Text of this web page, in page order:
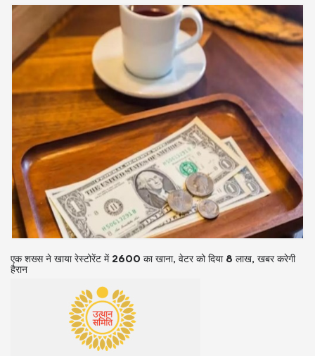
करोड़ों आमदनी वाली महिला वैन में करती है जीवन यापन, आलीशान हवेली छोड़ने की
वजह सुन रह जाएंगे दंग